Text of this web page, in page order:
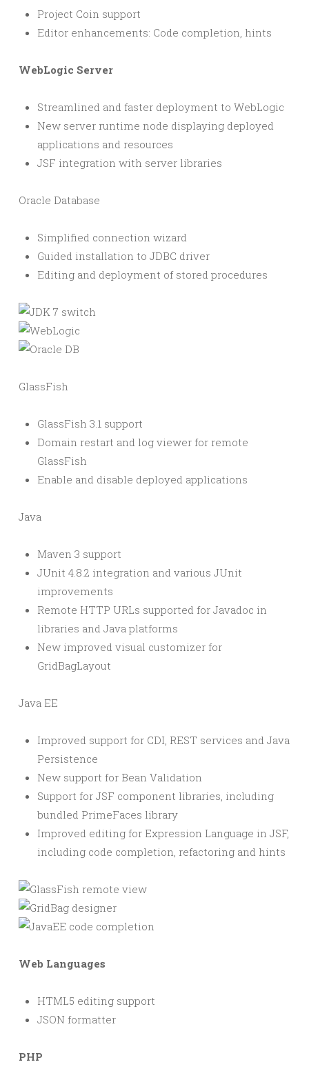
Project Coin support
Editor enhancements: Code completion, hints
WebLogic Server
Streamlined and faster deployment to WebLogic
New server runtime node displaying deployed
applications and resources
JSF integration with server libraries
Oracle Database
Simplified connection wizard
Guided installation to JDBC driver
Editing and deployment of stored procedures
GlassFish
GlassFish 3.1 support
Domain restart and log viewer for remote
GlassFish
Enable and disable deployed applications
Java
Maven 3 support
JUnit 4.8.2 integration and various JUnit
improvements
Remote HTTP URLs supported for Javadoc in
libraries and Java platforms
New improved visual customizer for
GridBagLayout
Java EE
Improved support for CDI, REST services and Java
Persistence
New support for Bean Validation
Support for JSF component libraries, including
bundled PrimeFaces library
Improved editing for Expression Language in JSF,
including code completion, refactoring and hints
Web Languages
HTML5 editing support
JSON formatter
PHP